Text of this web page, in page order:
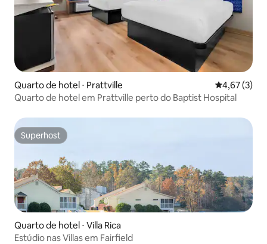
Quarto de hotel ⋅ Prattville 4,67 de
4,67 (3)
Quarto de hotel em Prattville perto do Baptist Hospital
Superhost
Superhost
Quarto de hotel ⋅ Villa Rica
Estúdio nas Villas em Fairfield